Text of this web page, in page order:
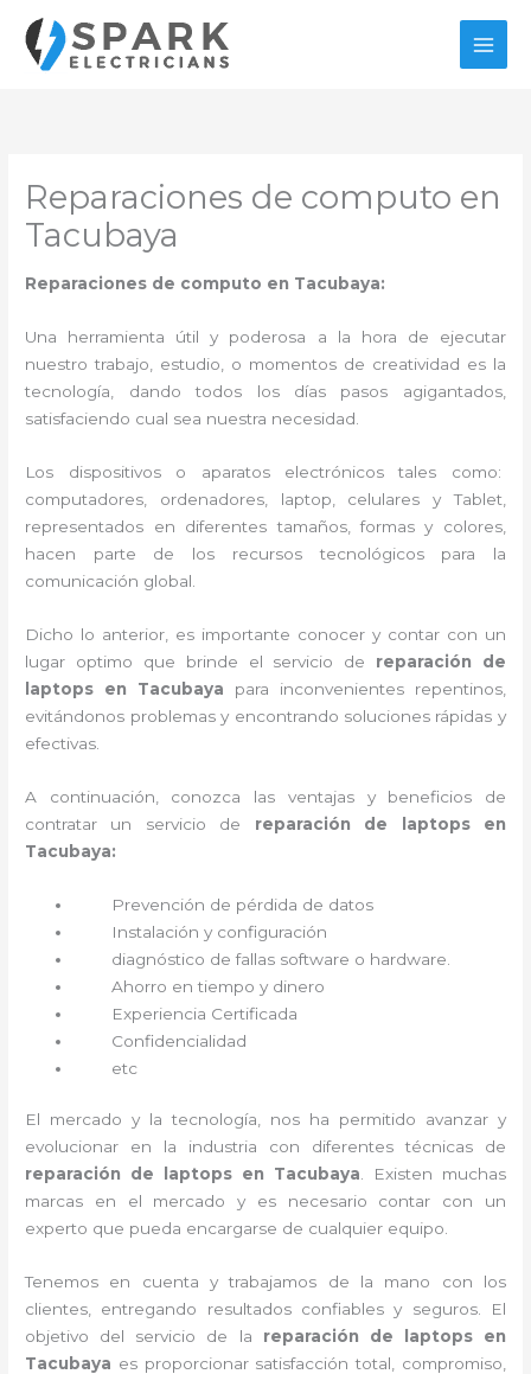
contenido
Reparaciones de computo en
Tacubaya
Reparaciones de computo en Tacubaya:
Una herramienta útil y poderosa a la hora de ejecutar
nuestro trabajo, estudio, o momentos de creatividad es la
tecnología, dando todos los días pasos agigantados,
satisfaciendo cual sea nuestra necesidad.
Los dispositivos o aparatos electrónicos tales como:
computadores, ordenadores, laptop, celulares y Tablet,
representados en diferentes tamaños, formas y colores,
hacen parte de los recursos tecnológicos para la
comunicación global.
Dicho lo anterior, es importante conocer y contar con un
lugar optimo que brinde el servicio de reparación de
laptops en Tacubaya para inconvenientes repentinos,
evitándonos problemas y encontrando soluciones rápidas y
efectivas.
A continuación, conozca las ventajas y beneficios de
contratar un servicio de reparación de laptops en
Tacubaya:
Prevención de pérdida de datos
Instalación y configuración
diagnóstico de fallas software o hardware
Ahorro en tiempo y dinero
Experiencia Certificada
Confidencialidad
etc
El mercado y la tecnología, nos ha permitido avanzar y
evolucionar en la industria con diferentes técnicas de
reparación de laptops en Tacubaya . Existen muchas
marcas en el mercado y es necesario contar con un
experto que pueda encargarse de cualquier equipo.
Tenemos en cuenta y trabajamos de la mano con los
clientes, entregando resultados confiables y seguros. El
objetivo del servicio de la reparación de laptops en
Tacubaya es proporcionar satisfacción total, compromiso,